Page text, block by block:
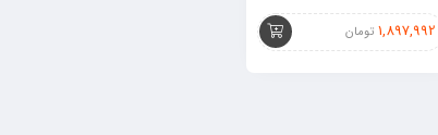
1,897,992 تومان